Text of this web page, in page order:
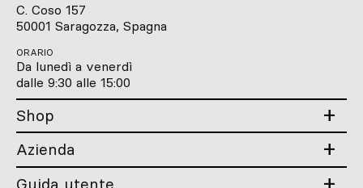
C. Coso 157
50001 Saragozza, Spagna
ORARIO
Da lunedì a venerdì
dalle 9:30 alle 15:00
Shop
Azienda
Guida utente